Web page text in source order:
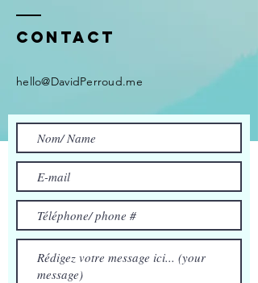
Contact
hello@DavidPerroud.me